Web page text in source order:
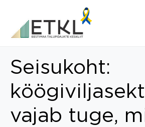
Seisukoht:
vajab tuge,